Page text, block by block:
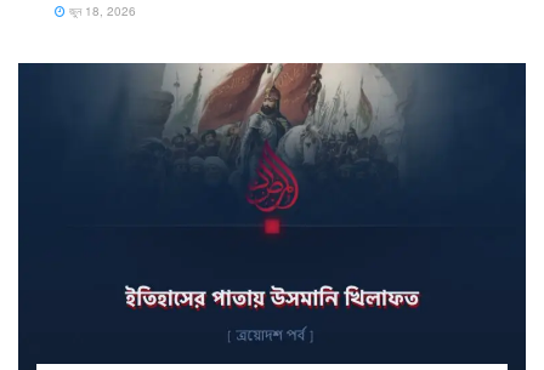
জুন 18, 2026